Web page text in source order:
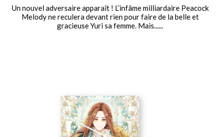
Un nouvel adversaire apparaît ! L’infâme milliardaire Peacock
Melody ne reculera devant rien pour faire de la belle et
gracieuse Yuri sa femme. Mais......